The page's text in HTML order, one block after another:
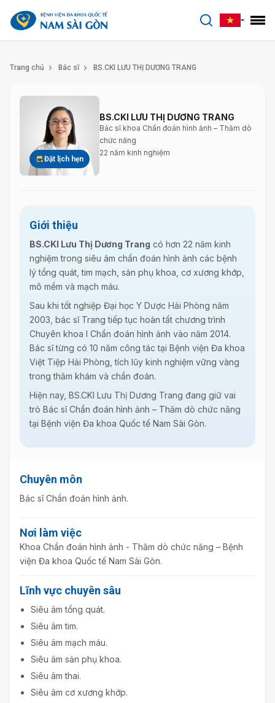
Trang chủ Bác sĩ BS.CKI LƯU THỊ DƯƠNG TRANG
Đặt lịch hẹn
BS.CKI LƯU THỊ DƯƠNG TRANG
Bác sĩ khoa Chẩn đoán hình ảnh – Thăm dò
chức năng
22 năm kinh nghiệm
Giới thiệu
BS.CKI Lưu Thị Dương Trang có hơn 22 năm kinh
nghiệm trong siêu âm chẩn đoán hình ảnh các bệnh
lý tổng quát, tim mạch, sản phụ khoa, cơ xương khớp,
mô mềm và mạch máu.
Sau khi tốt nghiệp Đại học Y Dược Hải Phòng năm
2003, bác sĩ Trang tiếp tục hoàn tất chương trình
Chuyên khoa I Chẩn đoán hình ảnh vào năm 2014.
Bác sĩ từng có 10 năm công tác tại Bệnh viện Đa khoa
Việt Tiệp Hải Phòng, tích lũy kinh nghiệm vững vàng
trong thăm khám và chẩn đoán.
Hiện nay, BS.CKI Lưu Thị Dương Trang đang giữ vai
trò Bác sĩ Chẩn đoán hình ảnh – Thăm dò chức năng
tại Bệnh viện Đa khoa Quốc tế Nam Sài Gòn.
Chuyên môn
Bác sĩ Chẩn đoán hình ảnh.
Nơi làm việc
Khoa Chẩn đoán hình ảnh - Thăm dò chức năng – Bệnh
viện Đa khoa Quốc tế Nam Sài Gòn.
Lĩnh vực chuyên sâu
Siêu âm tổng quát.
Siêu âm tim.
Siêu âm mạch máu.
Siêu âm sản phụ khoa.
Siêu âm thai.
Siêu âm cơ xương khớp.